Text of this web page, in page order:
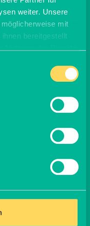
weiter. Unsere
mit
bereitgestellt
der Küche – ob
in
als
Spinat sowohl als
Spinat